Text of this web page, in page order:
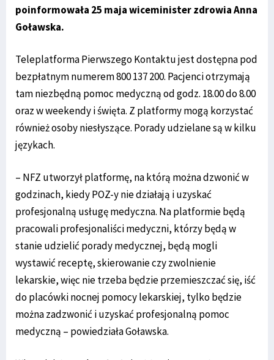
poinformowała 25 maja wiceminister zdrowia Anna
Goławska.
Teleplatforma Pierwszego Kontaktu jest dostępna pod
bezpłatnym numerem 800 137 200. Pacjenci otrzymają
tam niezbędną pomoc medyczną od godz. 18.00 do 8.00
oraz w weekendy i święta. Z platformy mogą korzystać
również osoby niesłyszące. Porady udzielane są w kilku
językach.
– NFZ utworzył platformę, na którą można dzwonić w
godzinach, kiedy POZ-y nie działają i uzyskać
profesjonalną usługę medyczna. Na platformie będą
pracowali profesjonaliści medyczni, którzy będą w
stanie udzielić porady medycznej, będą mogli
wystawić receptę, skierowanie czy zwolnienie
lekarskie, więc nie trzeba będzie przemieszczać się, iść
do placówki nocnej pomocy lekarskiej, tylko będzie
można zadzwonić i uzyskać profesjonalną pomoc
medyczną – powiedziała Goławska.